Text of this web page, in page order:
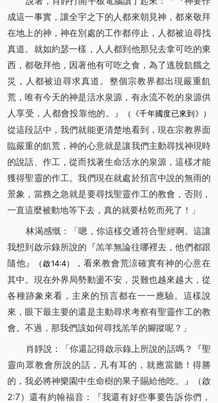
成這一事實，讓全宇之下的人都來朝見神，都來敬拜
在地上的神，神在別處的工作都停止，人都被迫尋找
真道。就如約瑟一樣，人人都到他那兒去拿可吃的東
西，都敬拜他，因著他有可吃之食，為了逃脫飢餓之
災，人都被迫尋求真道。整個宗教界都出現嚴重飢
荒，唯有今天的神是活水泉源，有永流不乾的泉源供
人享受，人都會投靠他的。
』 （《千年國度已來到》）
從這段話中，我們就能更清楚地看到，現在宗教界面
臨嚴重的飢荒，神的心意就是讓我們主動尋找神現時
的說話、作工，從而找著生命活水的泉源，這樣才能
獲得聖靈的作工。我們現在就處於預言中說的無雨的
景象，當務之急就是要尋找聖靈作工的教會，否則，
一直這麼被動地等下去，真的就要枯乾而死了！」
林渴感慨：「嗯，你這樣交通符合聖經啊。這讓
我想到啟示錄所說的『羔羊無論往哪裡去，他們都跟
隨他 』 （啟14:4）
，看來教會荒涼確實有神的心意在
其中。現在外界局勢動盪不安，災難也越來越大，從
各種跡象來看，主來的預言都在一一應驗。這樣說
來，眼下最主要的還是主動尋求考察有聖靈作工的教
會。不過，那我們該如何尋找羔羊的腳蹤呢？」
肖靜說：「你還記得啟示錄上所說的話嗎？『聖
靈向眾教會所說的話，凡有耳的，就應當聽！得勝
的，我必將神樂園中生命樹的果子賜給他吃。
』（啟
2:7）還有約翰福音：『我還有好些事要告訴你們，